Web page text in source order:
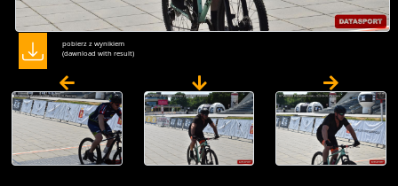
pobierz z wynikiem
(dawnload with result)